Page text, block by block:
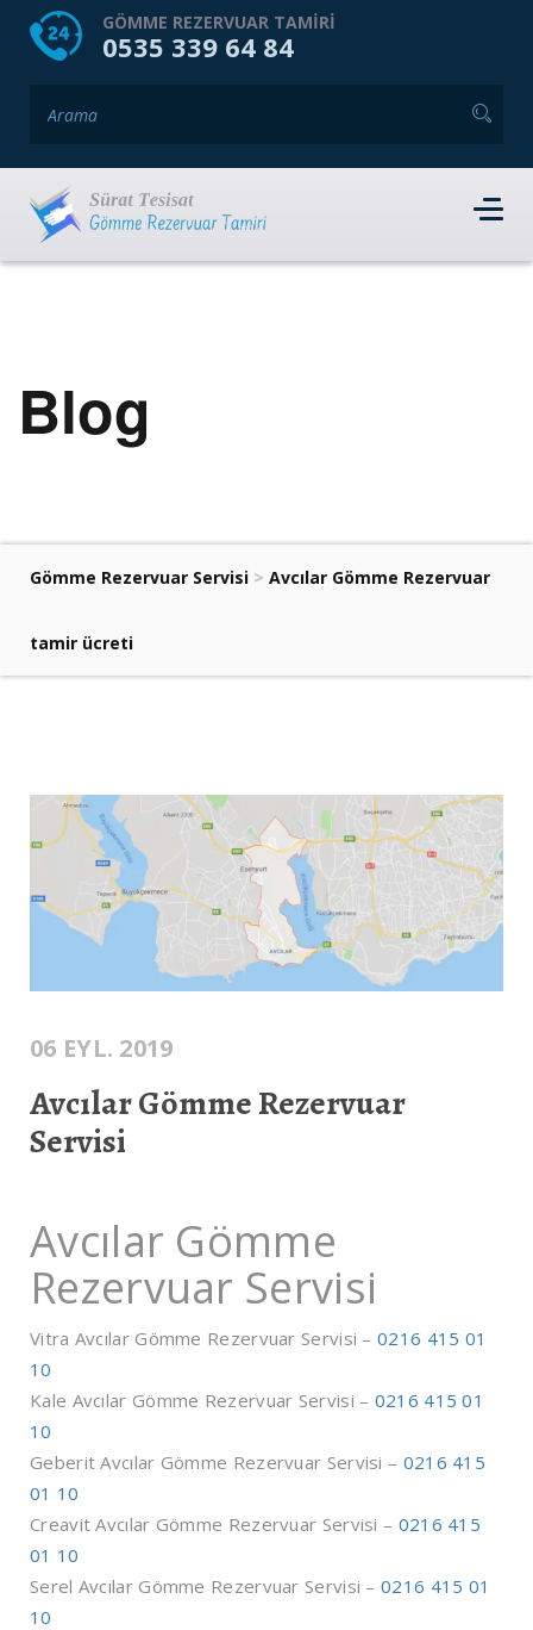
HOME HAKKIMIZDA
GÖMME REZERVUAR TAMIRI
0535 339 64 84
Blog
Gömme Rezervuar Servisi > Avcılar Gömme Rezervuar
tamir ücreti
06 EYL. 2019
Avcılar Gömme Rezervuar
Servisi
Avcılar Gömme
Rezervuar Servisi
Vitra Avcılar Gömme Rezervuar Servisi – 0216 415 01
10
Kale Avcılar Gömme Rezervuar Servisi – 0216 415 01
10
Geberit Avcılar Gömme Rezervuar Servisi – 0216 415
01 10
Creavit Avcılar Gömme Rezervuar Servisi – 0216 415
01 10
Serel Avcılar Gömme Rezervuar Servisi – 0216 415 01
10